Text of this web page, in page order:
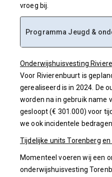
vroeg bij.
Programma Jeugd &
Onderwijshuisvesting
Voor Rivierenbuurt is
gerealiseerd is in 2024. De
worden na in gebruik name
gesloopt (€ 301.000) voor
we ook incidentele
Tijdelijke units Torenberg en
Momenteel voeren wij een
onderwijshuisvesting